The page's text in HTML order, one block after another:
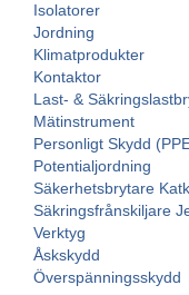
Isolatorer
Jordning
Klimatprodukter
Kontaktor
Last- &
Mätinstrument
Personligt Skydd
Potentialjordning
Säkerhetsbrytare
Säkringsfrånskiljare
Verktyg
Åskskydd
Överspänningsskydd